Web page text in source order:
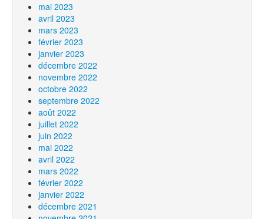
mai 2023
avril 2023
mars 2023
février 2023
janvier 2023
décembre 2022
novembre 2022
octobre 2022
septembre 2022
août 2022
juillet 2022
juin 2022
mai 2022
avril 2022
mars 2022
février 2022
janvier 2022
décembre 2021